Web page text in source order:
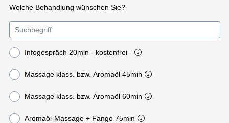
Welche Behandlung wünschen Sie?
Infogespräch 20min - kostenfrei -
Massage klass. bzw. Aromaöl 45min
Massage klass. bzw. Aromaöl 60min
Aromaöl-Massage + Fango 75min